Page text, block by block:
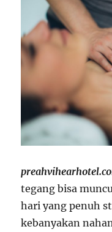
tegang bisa
hari yang penuh
kebanyakan